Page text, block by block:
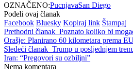
OZNAČENO:PucnjavaSan Diego
Podeli ovaj članak
Facebook Bluesky Kopiraj link Štampaj
Prethodni članak Poznato koliko bi
Orašje: Planirano 60 kilometara prema
Sledeći članak Trump u posljednjem
Iran: “Pregovori su ozbiljni”
Nema komentara